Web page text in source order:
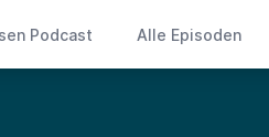
Podcast Alle Episoden